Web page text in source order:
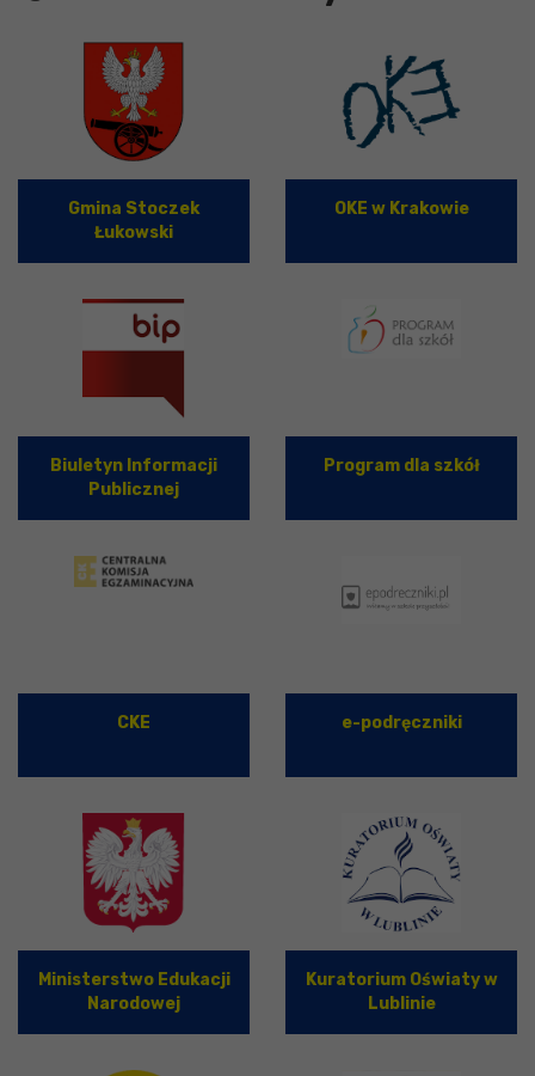
Gmina Stoczek
Łukowski
OKE w Krakowie
Biuletyn Informacji
Publicznej
Program dla szkół
CKE e-podręczniki
Ministerstwo Edukacji
Narodowej
Kuratorium Oświaty w
Lublinie